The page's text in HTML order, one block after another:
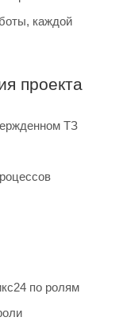
каждой
проекта
ТЗ
по ролям